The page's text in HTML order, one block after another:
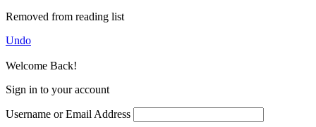
Removed from reading list
Undo
Welcome Back!
Sign in to your account
Username or Email Address